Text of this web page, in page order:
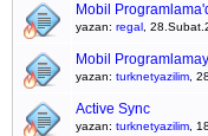
Mobil
yazan: regal ,
Mobil
yazan: turknetyazilim ,
Active Sync
yazan: turknetyazilim ,